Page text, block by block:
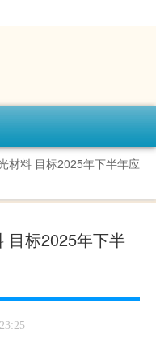
材料 目标2025年下半年应
目标2025年下半